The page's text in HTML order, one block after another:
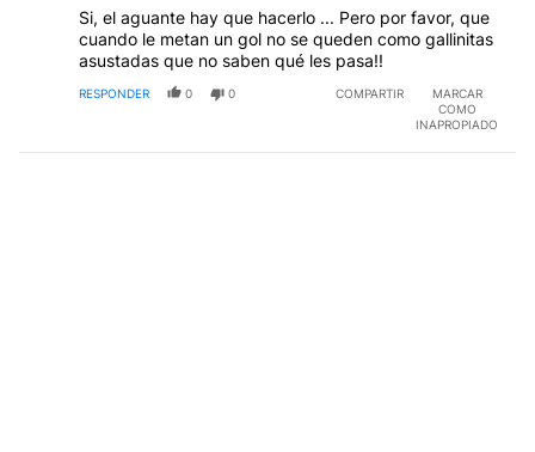
Si, el aguante hay que hacerlo ... Pero por favor, que
cuando le metan un gol no se queden como gallinitas
asustadas que no saben qué les pasa!!
RESPONDER 0 0 COMPARTIR
MARCAR
COMO
INAPROPIADO